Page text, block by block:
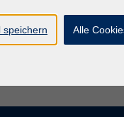
Bewegung und Spaß
speichern Alle